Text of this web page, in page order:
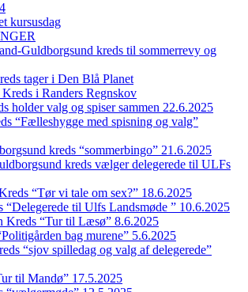
kursusdag
Guldborgsund kreds til sommerrevy og
tager i Den Blå Planet
i Randers Regnskov
holder valg og spiser sammen 22.6.2025
“Fælleshygge med spisning og valg”
kreds “sommerbingo” 21.6.2025
kreds vælger delegerede til ULFs
“Tør vi tale om sex?” 18.6.2025
“Delegerede til Ulfs Landsmøde ” 10.6.2025
Kreds “Tur til Læsø” 8.6.2025
bag murene” 5.6.2025
“sjov spilledag og valg af delegerede”
til Mandø” 17.5.2025